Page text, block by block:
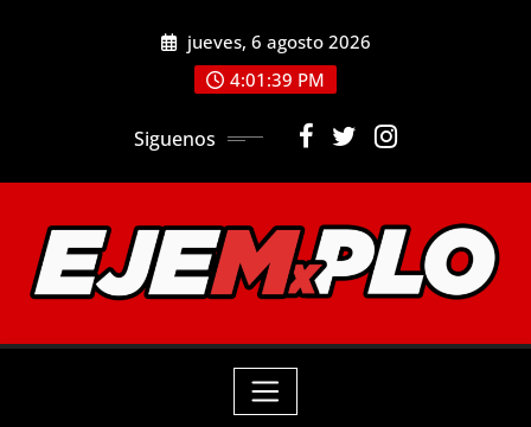
jueves, 6 agosto 2026
4:01:41 PM
Siguenos